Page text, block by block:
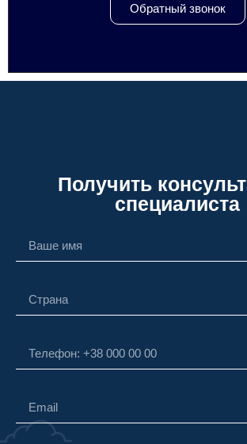
Обратный звонок
Получить
специалиста